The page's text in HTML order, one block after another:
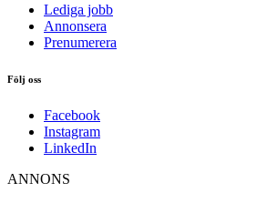
Lediga jobb
Annonsera
Prenumerera
Följ oss
Facebook
Instagram
LinkedIn
ANNONS